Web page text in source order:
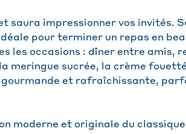
saura impressionner vos invités.
pour terminer un repas en
les occasions : dîner entre amis,
meringue sucrée, la crème
et rafraîchissante,
moderne et originale du